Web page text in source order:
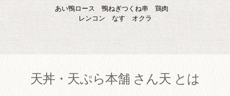
あい鴨ロース 鴨ねぎつくね串 鶏肉
レンコン なす オクラ
天丼・天ぷら本舗 さん天 とは